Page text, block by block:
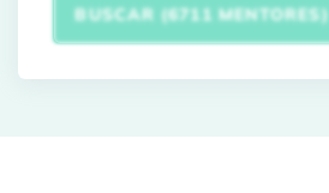
BUSCAR (6711 MENTORES)